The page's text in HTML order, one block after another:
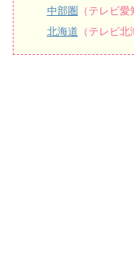
中部圏 （テレビ愛
北海道 （テレビ北